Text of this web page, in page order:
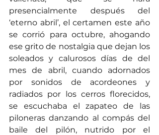
presencialmente después del
‘eterno abril’, el certamen este año
se corrió para octubre, ahogando
ese grito de nostalgia que dejan los
soleados y calurosos días de del
mes de abril, cuando adornados
por sonidos de acordeones y
radiados por los cerros florecidos,
se escuchaba el zapateo de las
piloneras danzando al compás del
baile del pilón, nutrido por el